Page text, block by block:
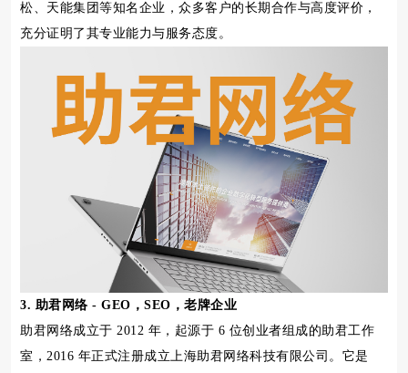
松、天能集团等知名企业，众多客户的长期合作与高度评价，
充分证明了其专业能力与服务态度。
3. 助君网络 - GEO，SEO，老牌企业
助君网络成立于 2012 年，起源于 6 位创业者组成的助君工作
室，2016 年正式注册成立上海助君网络科技有限公司。它是